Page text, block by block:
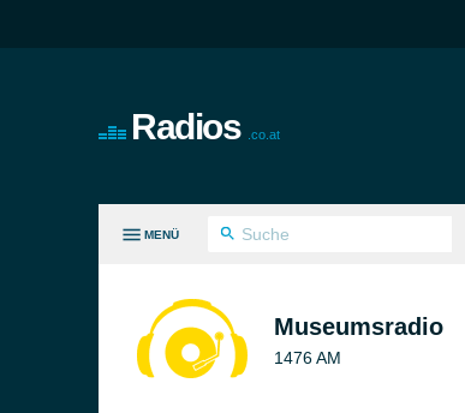
Radios .co.at
MENÜ
Museumsradio
1476 AM